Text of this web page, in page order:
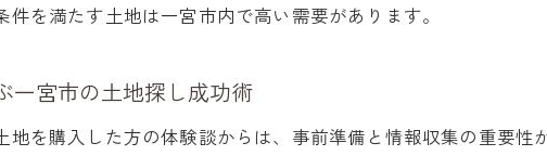
一宮市の土地探しで重視
リスク確認のための土地
件を満たす土地は一宮市内で高い需要があります。
一宮市の土地探し成功術
地を購入した方の体験談からは、事前準備と情報収集の重要